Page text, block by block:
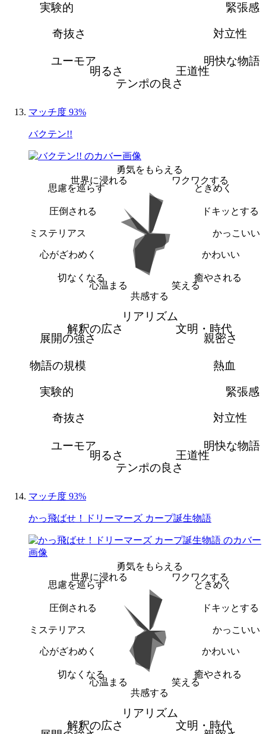
緊張感
対立性
明快な物語
王道性
テンポの良さ
明るさ
ユーモア
奇抜さ
実験的
マッチ度 93%
バクテン!!
勇気をもらえる
ワクワクする
ときめく
ドキッとする
かっこいい
かわいい
癒やされる
笑える
共感する
心温まる
切なくなる
心がざわめく
ミステリアス
圧倒される
思慮を巡らす
世界に浸れる
リアリズム
文明・時代
親密さ
熱血
緊張感
対立性
明快な物語
王道性
テンポの良さ
明るさ
ユーモア
奇抜さ
実験的
物語の規模
展開の強さ
解釈の広さ
マッチ度 93%
かっ飛ばせ！ドリーマーズ カープ誕生物語
勇気をもらえる
ワクワクする
ときめく
ドキッとする
かっこいい
かわいい
癒やされる
笑える
共感する
心温まる
切なくなる
心がざわめく
ミステリアス
圧倒される
思慮を巡らす
世界に浸れる
リアリズム
文明・時代
解釈の広さ